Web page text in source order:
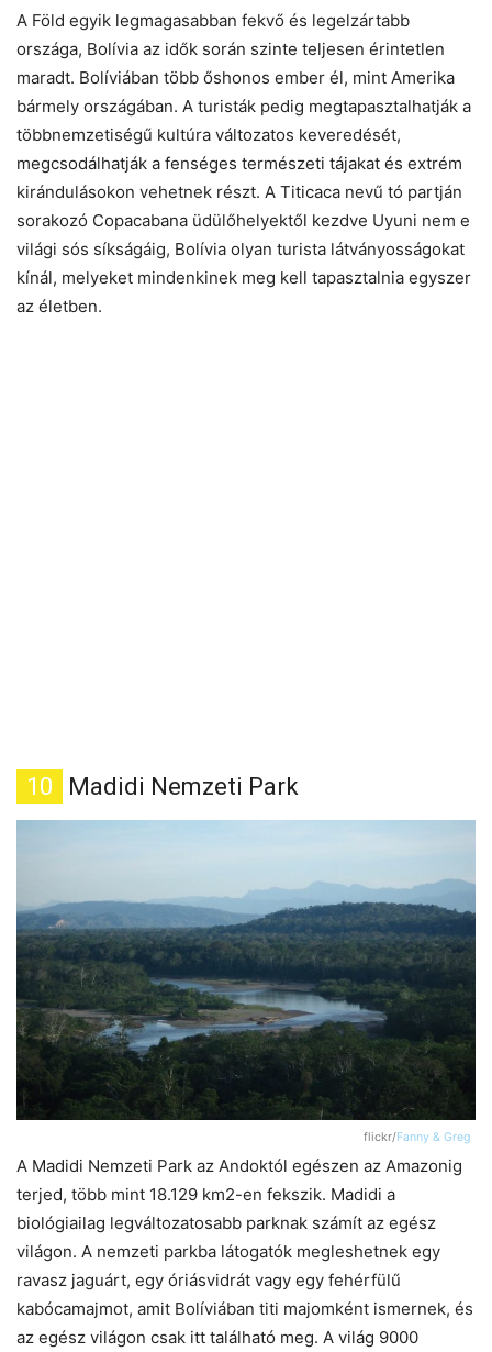
A Föld egyik legmagasabban fekvő és legelzártabb
országa, Bolívia az idők során szinte teljesen érintetlen
maradt. Bolíviában több őshonos ember él, mint Amerika
bármely országában. A turisták pedig megtapasztalhatják a
többnemzetiségű kultúra változatos keveredését,
megcsodálhatják a fenséges természeti tájakat és extrém
kirándulásokon vehetnek részt. A Titicaca nevű tó partján
sorakozó Copacabana üdülőhelyektől kezdve Uyuni nem e
világi sós síkságáig, Bolívia olyan turista látványosságokat
kínál, melyeket mindenkinek meg kell tapasztalnia egyszer
az életben.
10 Madidi Nemzeti Park
flickr/Fanny & Greg
A Madidi Nemzeti Park az Andoktól egészen az Amazonig
terjed, több mint 18.129 km2-en fekszik. Madidi a
biológiailag legváltozatosabb parknak számít az egész
világon. A nemzeti parkba látogatók megleshetnek egy
ravasz jaguárt, egy óriásvidrát vagy egy fehérfülű
kabócamajmot, amit Bolíviában titi majomként ismernek, és
az egész világon csak itt található meg. A világ 9000